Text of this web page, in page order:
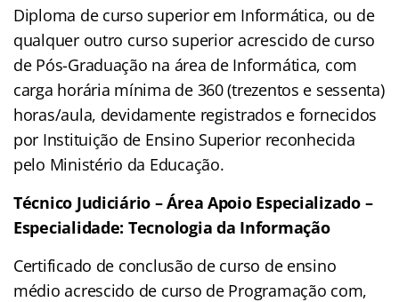
Diploma de curso superior em Informática, ou de
qualquer outro curso superior acrescido de curso
de Pós-Graduação na área de Informática, com
carga horária mínima de 360 (trezentos e sessenta)
horas/aula, devidamente registrados e fornecidos
por Instituição de Ensino Superior reconhecida
pelo Ministério da Educação.
Técnico Judiciário – Área Apoio Especializado –
Especialidade: Tecnologia da Informação
Certificado de conclusão de curso de ensino
médio acrescido de curso de Programação com,